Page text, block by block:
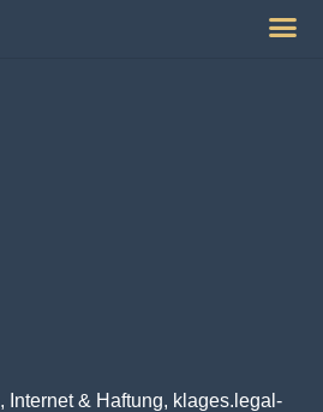
, Internet & Haftung, klages.legal-